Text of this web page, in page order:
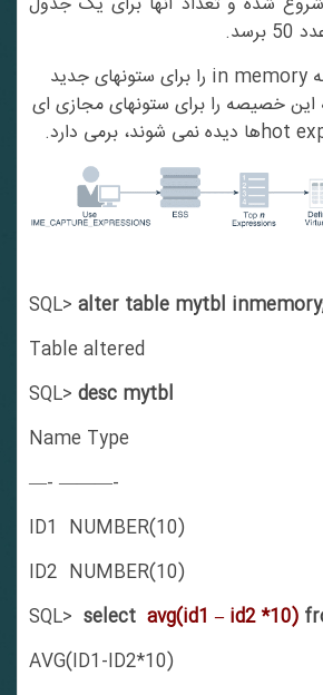
این پروسیجر خصیصه in memory را برای ستونهای جدید
خصیصه را برای ستونهای مجازی ای
SQL>alter table mytbl
Table altered
SQL>desc mytbl
Name Type
—- ———-
ID1
ID2 NUMBER(10)
SQL>selectavg(id1 – id2
AVG(ID1-ID2*10)